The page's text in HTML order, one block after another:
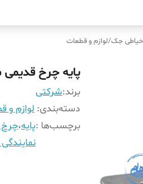
جک/لوازم و قطعات
پایه چرخ قدیمی
برند:شرکتی
دسته‌بندی: لوازم و
برچسب‌ها :پایه،چرخ